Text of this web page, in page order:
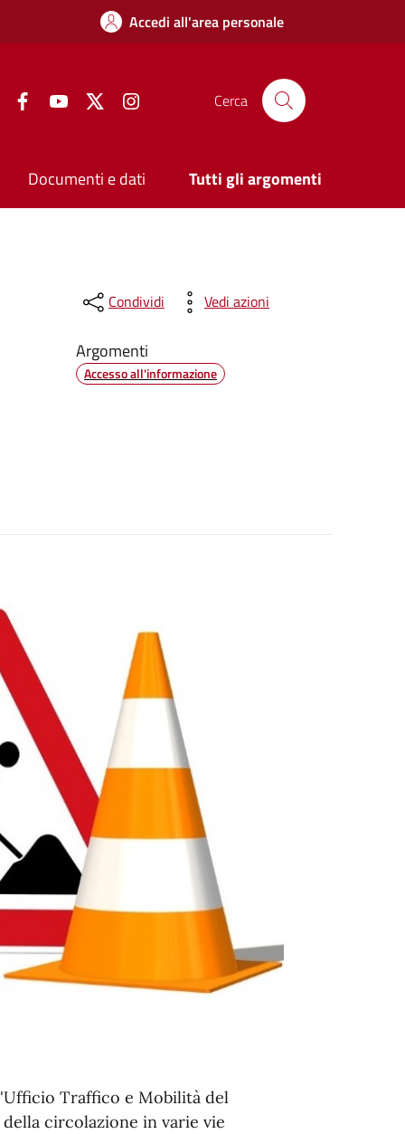
Accedi all'area personale
FacebookYouTube Twitter Cerca
Documenti e dati Tutti gli argomenti
Condividi Vedi azioni
Argomenti
Accesso all'informazione
Traffico e Mobilità del
circolazione in varie vie